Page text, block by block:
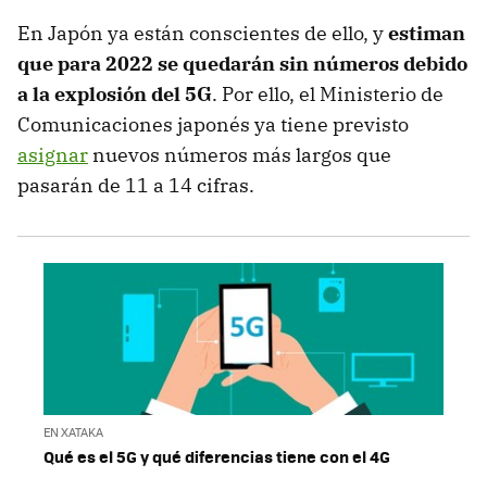
En Japón ya están conscientes de ello, yestiman
que para 2022 se quedarán sin números debido
a la explosión del 5G. Por ello, el Ministerio de
Comunicaciones japonés ya tiene previsto
asignar nuevos números más largos que
pasarán de 11 a 14 cifras.
EN XATAKA
Qué es el 5G y qué diferencias tiene con el 4G